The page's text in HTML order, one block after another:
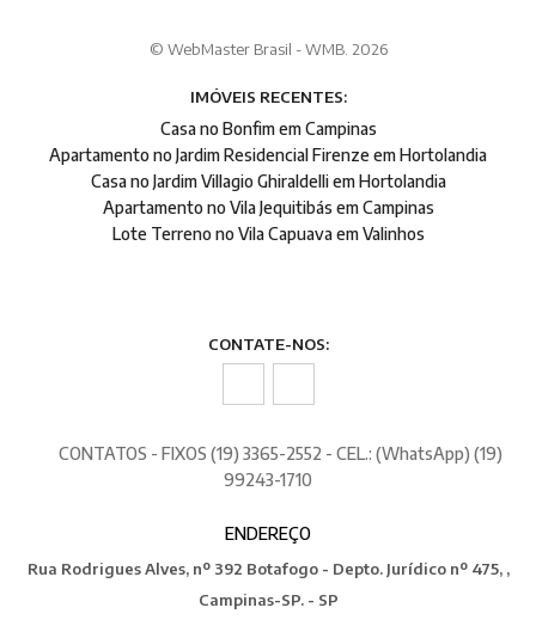
© WebMaster Brasil - WMB. 2026
IMÓVEIS RECENTES:
Casa no Bonfim em Campinas
Apartamento no Jardim Residencial Firenze em Hortolandia
Casa no Jardim Villagio Ghiraldelli em Hortolandia
Apartamento no Vila Jequitibás em Campinas
Lote Terreno no Vila Capuava em Valinhos
CONTATE-NOS:
CONTATOS - FIXOS (19) 3365-2552 - CEL.: (WhatsApp) (19)
99243-1710
ENDEREÇO
Rua Rodrigues Alves, nº 392 Botafogo - Depto. Jurídico nº 475, ,
Campinas-SP. - SP